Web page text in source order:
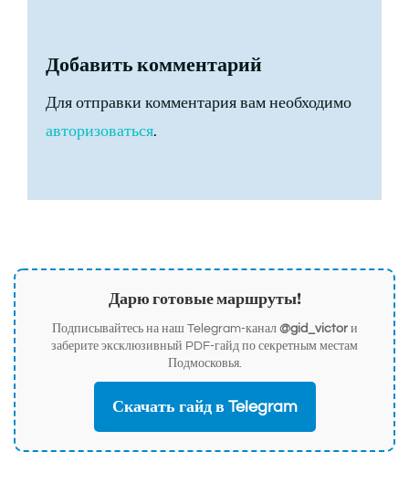
Добавить комментарий
Для отправки комментария вам необходимо
авторизоваться.
Дарю готовые маршруты!
Подписывайтесь на наш Telegram-канал @gid_victorи
заберите эксклюзивный PDF-гайд по секретным местам
Подмосковья.
Скачать гайд в Telegram